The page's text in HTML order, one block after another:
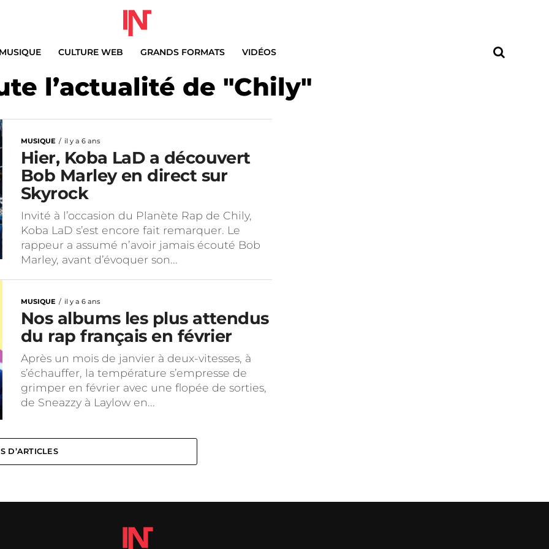
CULTURE WEB GRANDS FORMATS VIDÉOS
l’actualité de "Chily"
MUSIQUE il y a 6 ans
Hier, Koba LaD a découvert
Bob Marley en direct sur
Skyrock
Invité à l’occasion du Planète Rap de Chily,
Koba LaD s’est encore fait remarquer. Le
rappeur a assumé n’avoir jamais écouté Bob
Marley, avant d’évoquer son...
MUSIQUE il y a 6 ans
Nos albums les plus attendus
du rap français en février
Après un mois de janvier à deux-vitesses, à
s’échauffer, la température s’empresse de
grimper en février avec une flopée de sorties,
de Sneazzy à Laylow en...
D’ARTICLES